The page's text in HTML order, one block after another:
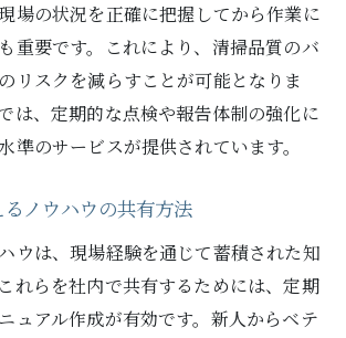
場の状況を正確に把握してから作業に
重要です。これにより、清掃品質のバ
リスクを減らすことが可能となりま
は、定期的な点検や報告体制の強化に
準のサービスが提供されています。
ノウハウの共有方法
ウは、現場経験を通じて蓄積された知
れらを社内で共有するためには、定期
ュアル作成が有効です。新人からベテ